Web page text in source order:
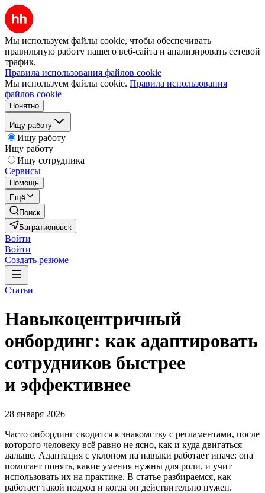
Мы используем файлы cookie, чтобы обеспечивать
правильную работу нашего веб-сайта и анализировать сетевой
трафик.
Правила использования файлов cookie
Мы используем файлы cookie. Правила использования
файлов cookie
Понятно
Ищу работу
Ищу работу
Ищу работу
Ищу сотрудника
Сервисы
Помощь
Ещё
Поиск
Багратионовск
Войти
Войти
Создать резюме
Статьи
Навыкоцентричный
онбординг: как адаптировать
сотрудников быстрее
и эффективнее
28 января 2026
Часто онбординг сводится к знакомству с регламентами, после
которого человеку всё равно не ясно, как и куда двигаться
дальше. Адаптация с уклоном на навыки работает иначе: она
помогает понять, какие умения нужны для роли, и учит
использовать их на практике. В статье разбираемся, как
работает такой подход и когда он действительно нужен.